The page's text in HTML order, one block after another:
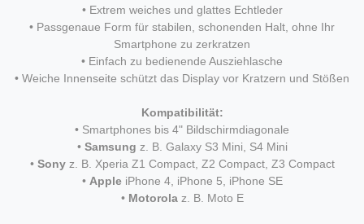
• Extrem weiches und glattes Echtleder
• Passgenaue Form für stabilen, schonenden Halt, ohne Ihr
Smartphone zu zerkratzen
• Einfach zu bedienende Ausziehlasche
• Weiche Innenseite schützt das Display vor Kratzern und Stößen
Kompatibilität:
• Smartphones bis 4" Bildschirmdiagonale
• Samsung z. B. Galaxy S3 Mini, S4 Mini
• Sonyz. B. Xperia Z1 Compact, Z2 Compact, Z3 Compact
• AppleiPhone 4, iPhone 5, iPhone SE
• Motorolaz. B. Moto E